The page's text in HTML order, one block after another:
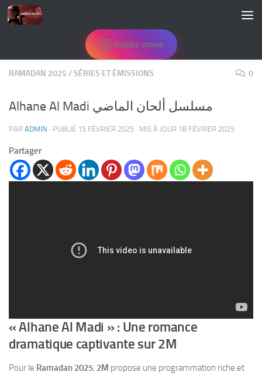
Skip to content
Suivez-nous
RAMADAN 2025 /SÉRIES ET ÉMISSIONS 0
Alhane Al Madi مسلسل ألحان الماضي
PAR ADMIN · PUBLIÉ 15 FÉVRIER 2025 · MIS À JOUR 18 FÉVRIER 2025
Partager
« Alhane Al Madi » : Une romance
dramatique captivante sur 2M
Pour le Ramadan 2025, 2M propose une programmation riche et